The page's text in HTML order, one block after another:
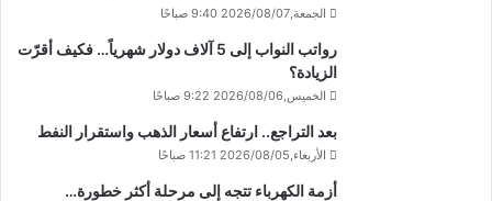
الجمعة,2026/08/07 9:40 صباحًا
رواتب النواب إلى 5 آلاف دولار شهرياً… فكيف أقرّت
الزيادة؟
الخميس,2026/08/06 9:22 صباحًا
بعد التراجع.. ارتفاع أسعار الذهب واستقرار النفط
الأربعاء,2026/08/05 11:21 صباحًا
أزمة الكهرباء تتجه إلى مرحلة أكثر خطورة…